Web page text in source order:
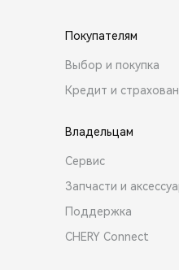
Покупателям
Выбор и покупка
Кредит и
Владельцам
Сервис
Запчасти и
Поддержка
CHERY Connect